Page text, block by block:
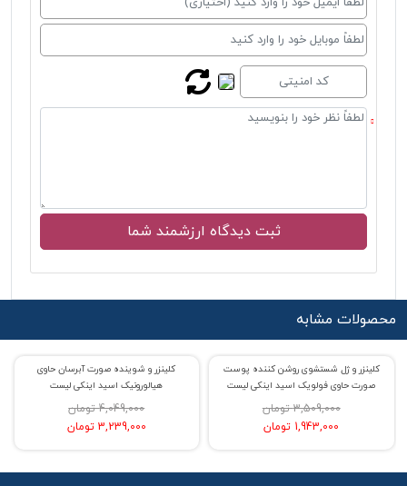
محصولات مشابه
% حراج 20
کلینزر و شوینده صورت آبرسان حاوی
هیالورونیک اسید اینکی لیست
4,049,000 تومان
3,239,000 تومان
% حراج 45
کلینزر و ژل شستشوی روشن کننده پوست
صورت حاوی فولویک اسید اینکی لیست
3,509,000 تومان
1,943,000 تومان